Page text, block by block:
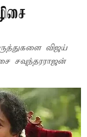
விஜய்
சவுந்தரராஜன்